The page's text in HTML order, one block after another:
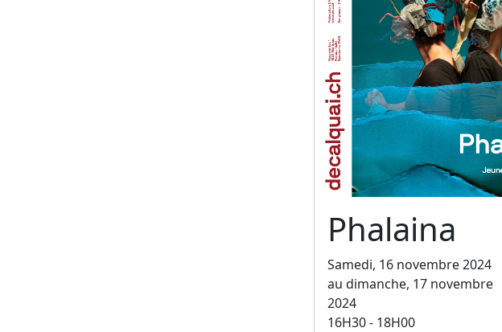
Phalaina
Samedi, 16 novembre 2024
au dimanche, 17 novembre
2024
16H30 - 18H00